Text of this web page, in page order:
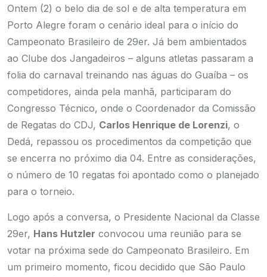
Ontem (2) o belo dia de sol e de alta temperatura em
Porto Alegre foram o cenário ideal para o início do
Campeonato Brasileiro de 29er. Já bem ambientados
ao Clube dos Jangadeiros – alguns atletas passaram a
folia do carnaval treinando nas águas do Guaíba – os
competidores, ainda pela manhã, participaram do
Congresso Técnico, onde o Coordenador da Comissão
de Regatas do CDJ, Carlos Henrique de Lorenzi, o
Dedá, repassou os procedimentos da competição que
se encerra no próximo dia 04. Entre as considerações,
o número de 10 regatas foi apontado como o planejado
para o torneio.
Logo após a conversa, o Presidente Nacional da Classe
29er, Hans Hutzler convocou uma reunião para se
votar na próxima sede do Campeonato Brasileiro. Em
um primeiro momento, ficou decidido que São Paulo